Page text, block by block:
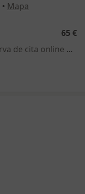
• Mapa
65 €
Este especialista no ofrece reserva de cita online en esta dirección.